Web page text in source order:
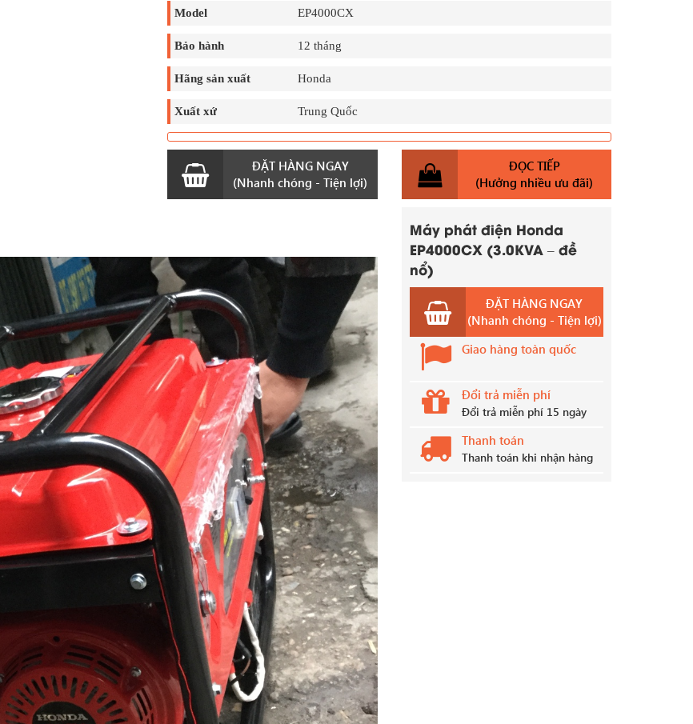
Model EP4000CX
Bảo hành 12 tháng
Hãng sản xuất Honda
Xuất xứ Trung Quốc
ĐẶT HÀNG NGAY
(Nhanh chóng - Tiện lợi)
ĐỌC TIẾP
(Hưởng nhiều ưu đãi)
Máy phát điện Honda
EP4000CX (3.0KVA – đề
nổ)
ĐẶT HÀNG NGAY
(Nhanh chóng - Tiện lợi)
Giao hàng toàn quốc
Đổi trả miễn phí
Đổi trả miễn phí 15 ngày
Thanh toán
Thanh toán khi nhận hàng